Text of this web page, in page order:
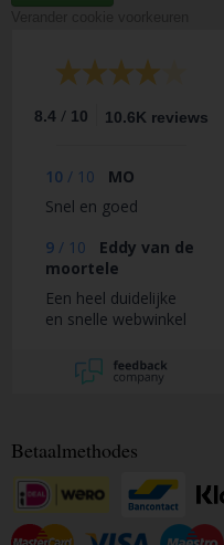
8.4 / 10 10.6K reviews
10 / 10
MO
Snel en goed
9 / 10
Eddy van de
moortele
Een heel duidelijke
en snelle webwinkel
Betaalmethodes